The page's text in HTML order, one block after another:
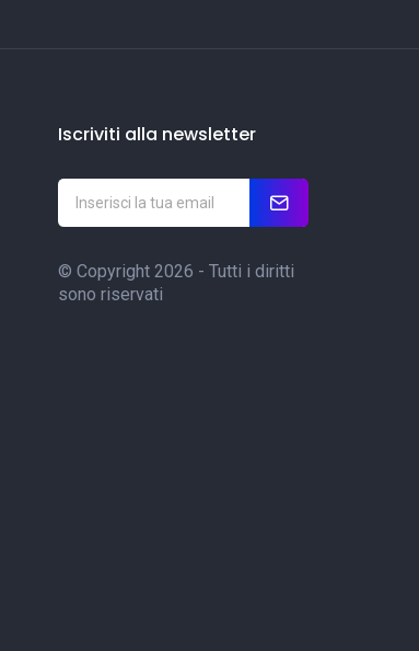
Iscriviti alla newsletter
© Copyright 2026 - Tutti i diritti
sono riservati